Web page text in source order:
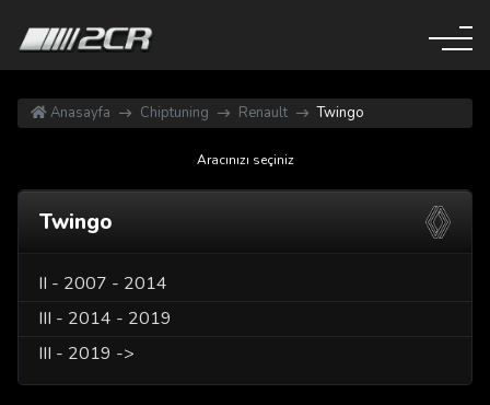
Anasayfa Chiptuning Renault Twingo
Aracınızı seçiniz
Twingo
II - 2007 - 2014
III - 2014 - 2019
III - 2019 ->